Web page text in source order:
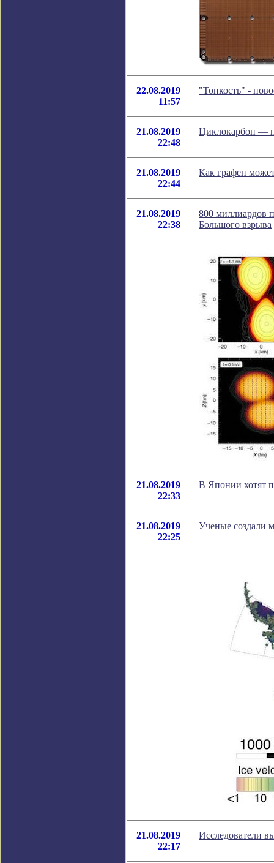
22.08.2019
11:57
"Тонкость" -
21.08.2019
22:48
Циклокарбон —
21.08.2019
22:44
Как графен
21.08.2019
22:38
800 миллиардов
Большого взрыва
21.08.2019
22:33
В Японии хотят
21.08.2019
22:25
Ученые создали
21.08.2019
22:17
Исследователи